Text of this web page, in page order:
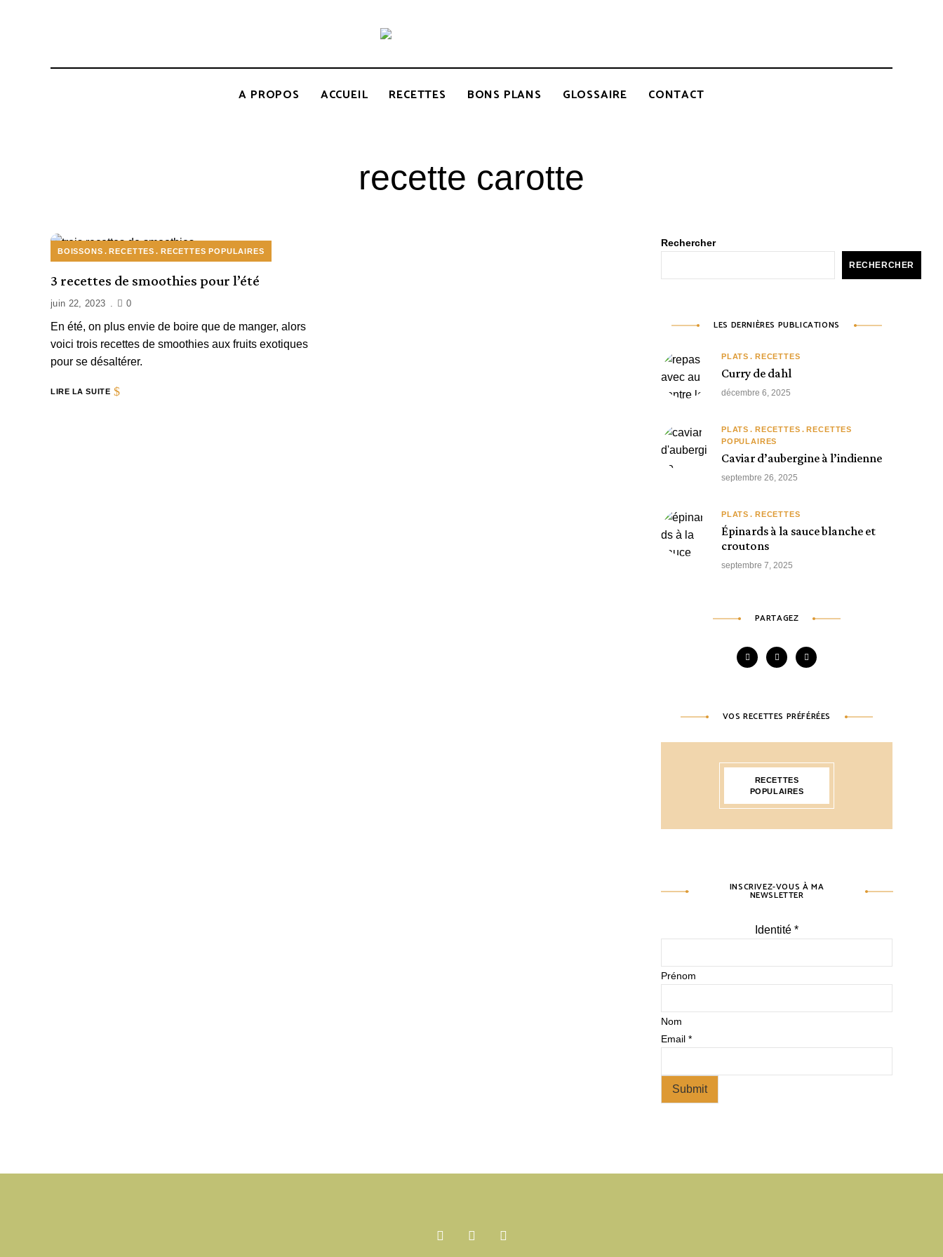
BCOOK
l'Inde
l'Océan
A PROPOS ACCUEIL RECETTES BONS PLANS GLOSSAIRE CONTACT
recette carotte
BOISSONS RECETTES RECETTES POPULAIRES
3 recettes de smoothies pour l’été
juin 22, 2023 0
En été, on plus envie de boire que de manger, alors
voici trois recettes de smoothies aux fruits exotiques
pour se désaltérer.
LIRE LA SUITE
Rechercher
RECHERCHER
LES DERNIÈRES PUBLICATIONS
PLATS RECETTES
Curry de dahl
décembre 6, 2025
PLATS RECETTES
RECETTES
POPULAIRES
Caviar d’aubergine à l’indienne
septembre 26, 2025
PLATS RECETTES
Épinards à la sauce blanche et
croutons
septembre 7, 2025
PARTAGEZ
VOS RECETTES PRÉFÉRÉES
RECETTES
POPULAIRES
INSCRIVEZ-VOUS À MA
NEWSLETTER
Identité *
Prénom
Nom
Email *
Submit